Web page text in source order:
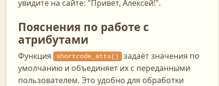
увидите на сайте: "Привет, Алексей!".
Пояснения по работе с
атрибутами
Функция shortcode_atts() задаёт значения по
умолчанию и объединяет их с переданными
пользователем. Это удобно для обработки